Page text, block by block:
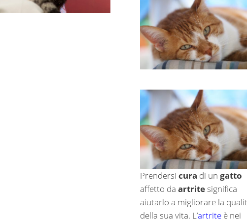
Prendersi cura di un gatto
affetto da artritesignifica
aiutarlo a migliorare la
della sua vita. L’artriteè nei